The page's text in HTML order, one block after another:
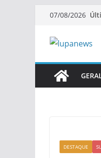
Pular07/08/2026
DESTAQUE